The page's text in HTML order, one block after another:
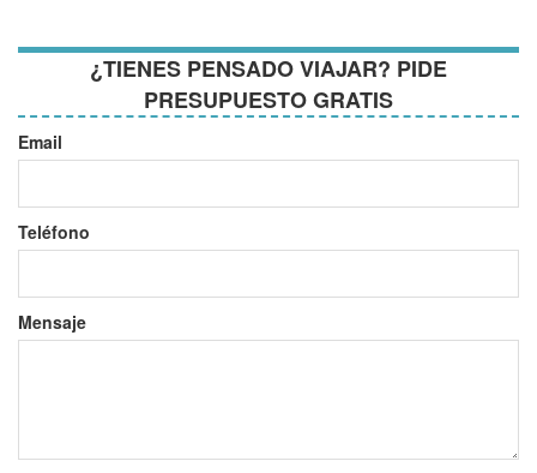
¿TIENES PENSADO VIAJAR? PIDE
PRESUPUESTO GRATIS
Email
Teléfono
Mensaje